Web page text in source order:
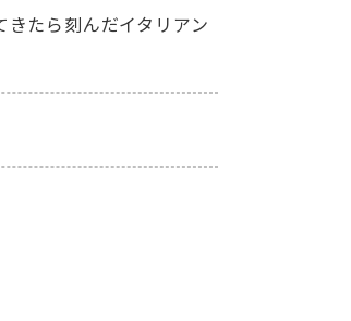
たら刻んだイタリアン